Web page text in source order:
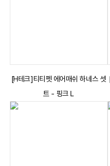
[H테크]티티펫 에어매쉬 하네스 셋
트 - 핑크 L